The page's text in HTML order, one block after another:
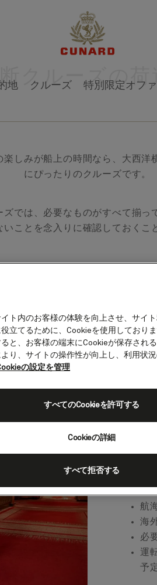
地 クルーズ 特別限定オフ
クルーズの荷
楽しみが船上の時間なら、大西洋
にぴったりのクルーズです。
ズでは、必要なものがすべて揃っ
いことを念入りに確認しておくこ
横断クルーズ
たはどんなクルーズでも）
を詰めることから始めるのが
グ
到
航
海
必
運
予
ト内のお客様の体験を向上させ、サイ
立てるために、Cookieを使用しており
と、お客様の端末にCookieが保存され
り、サイトの操作性が向上し、利用状
の設定を管理
Cookieの詳細
すべて拒否する
すべてのCookieを許可する